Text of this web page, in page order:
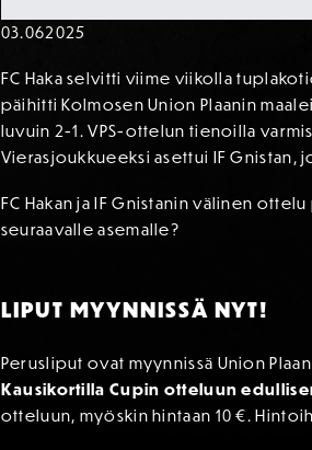
03.062025
FC Haka selvitti viime viikolla
päihitti Kolmosen Union Plaanin
luvuin 2-1. VPS-ottelun tienoilla
Vierasjoukkueeksi asettui IF
FC Hakan ja IF Gnistanin välinen
seuraavalle asemalle?
LIPUT MYYNNISSÄ NYT!
Perusliput ovat myynnissä Union
Kausikortilla Cupin otteluun
otteluun, myöskin hintaan 10 €.